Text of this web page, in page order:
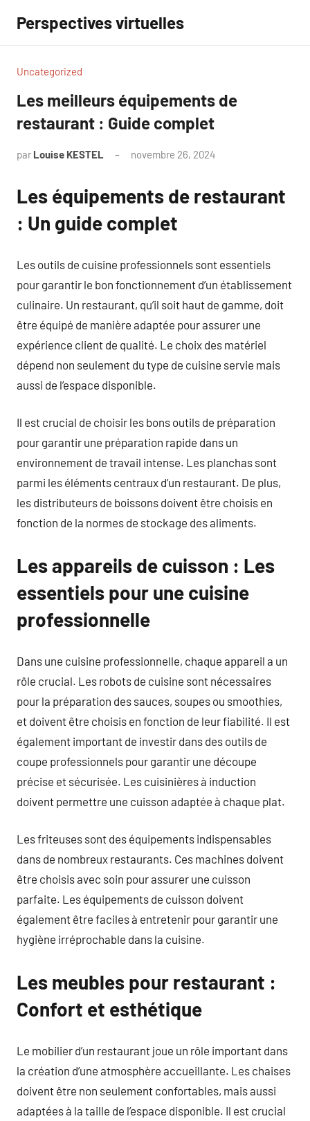
contenu
Perspectives virtuelles
Uncategorized
Les meilleurs équipements de
restaurant : Guide complet
par Louise KESTEL novembre 26, 2024
Les équipements de restaurant
: Un guide complet
Les outils de cuisine professionnels sont essentiels
pour garantir le bon fonctionnement d’un établissement
culinaire. Un restaurant, qu’il soit haut de gamme, doit
être équipé de manière adaptée pour assurer une
expérience client de qualité. Le choix des matériel
dépend non seulement du type de cuisine servie mais
aussi de l’espace disponible.
Il est crucial de choisir les bons outils de préparation
pour garantir une préparation rapide dans un
environnement de travail intense. Les planchas sont
parmi les éléments centraux d’un restaurant. De plus,
les distributeurs de boissons doivent être choisis en
fonction de la normes de stockage des aliments.
Les appareils de cuisson : Les
essentiels pour une cuisine
professionnelle
Dans une cuisine professionnelle, chaque appareil a un
rôle crucial. Les robots de cuisine sont nécessaires
pour la préparation des sauces, soupes ou smoothies,
et doivent être choisis en fonction de leur fiabilité. Il est
également important de investir dans des outils de
coupe professionnels pour garantir une découpe
précise et sécurisée. Les cuisinières à induction
doivent permettre une cuisson adaptée à chaque plat.
Les friteuses sont des équipements indispensables
dans de nombreux restaurants. Ces machines doivent
être choisis avec soin pour assurer une cuisson
parfaite. Les équipements de cuisson doivent
également être faciles à entretenir pour garantir une
hygiène irréprochable dans la cuisine.
Les meubles pour restaurant :
Confort et esthétique
Le mobilier d’un restaurant joue un rôle important dans
la création d’une atmosphère accueillante. Les chaises
doivent être non seulement confortables, mais aussi
adaptées à la taille de l’espace disponible. Il est crucial